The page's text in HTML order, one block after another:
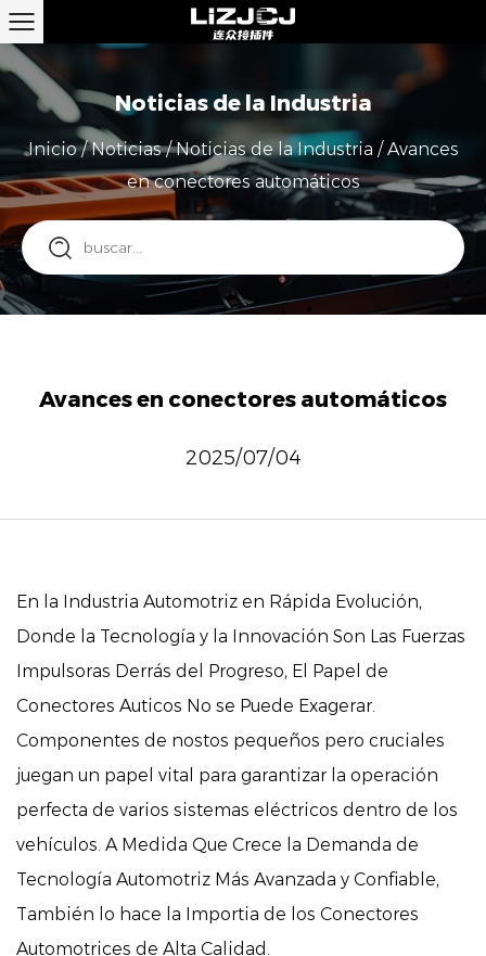
Noticias de la Industria
Inicio/Noticias/Noticias de la Industria /Avances
en conectores automáticos
Avances en conectores automáticos
2025/07/04
En la Industria Automotriz en Rápida Evolución,
Donde la Tecnología y la Innovación Son Las Fuerzas
Impulsoras Derrás del Progreso, El Papel de
Conectores Auticos No se Puede Exagerar.
Componentes de nostos pequeños pero cruciales
juegan un papel vital para garantizar la operación
perfecta de varios sistemas eléctricos dentro de los
vehículos. A Medida Que Crece la Demanda de
Tecnología Automotriz Más Avanzada y Confiable,
También lo hace la Importia de los Conectores
Automotrices de Alta Calidad.